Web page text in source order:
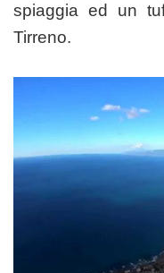
spiaggia ed un
Tirreno.